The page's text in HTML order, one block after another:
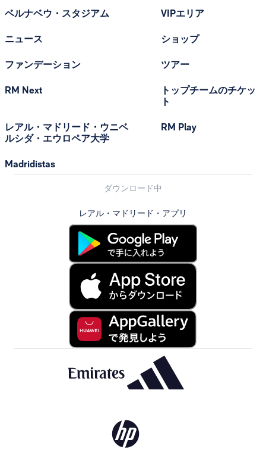
ベルナベウ・スタジアム
ニュース
ファンデーション
RM Next
レアル・マドリード・ウニベ
ルシダ・エウロペア大学
Madridistas
VIPエリア
ショップ
ツアー
トップチームのチケッ
ト
RM Play
ダウンロード中
レアル・マドリード・アプリ